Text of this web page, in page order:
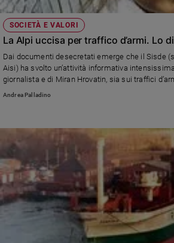
SOCIETÀ E VALORI
La Alpi uccisa per traffico d’armi. Lo
Dai documenti desecretati emerge che il Sisde
Aisi) ha svolto un’attività informativa
giornalista e di Miran Hrovatin, sia sui traffici
Paese. Una delle fonti principali, però, continua a
Andrea Palladino